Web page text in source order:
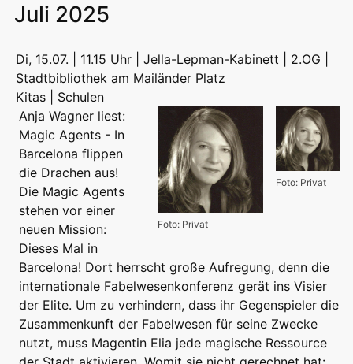
Juli 2025
Di, 15.07. | 11.15 Uhr | Jella-Lepman-Kabinett | 2.OG |
Stadtbibliothek am Mailänder Platz
Kitas | Schulen
Foto: Privat
Foto: Privat
Anja Wagner liest:
Magic Agents - In
Barcelona flippen
die Drachen aus!
Die Magic Agents
stehen vor einer
neuen Mission:
Dieses Mal in
Barcelona! Dort herrscht große Aufregung, denn die
internationale Fabelwesenkonferenz gerät ins Visier
der Elite. Um zu verhindern, dass ihr Gegenspieler die
Zusammenkunft der Fabelwesen für seine Zwecke
nutzt, muss Magentin Elia jede magische Ressource